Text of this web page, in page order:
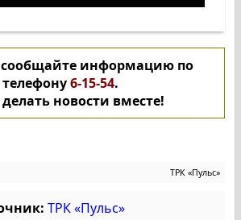
сообщайте информацию по
телефону6-15-54.
новости вместе!
ТРК «Пульс»
ТРК «Пульс»